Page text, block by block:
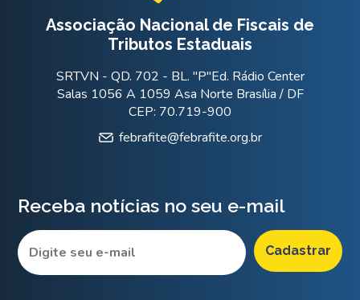
Associação Nacional de Fiscais de
Tributos Estaduais
SRTVN - QD. 702 - BL. "P"Ed. Rádio Center
Salas 1056 A 1059 Asa Norte Brasília / DF
CEP: 70.719-900
febrafite@febrafite.org.br
Receba notícias no seu e-mail